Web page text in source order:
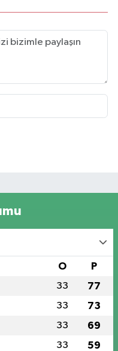
O P
33 77
33 73
33 69
33 59